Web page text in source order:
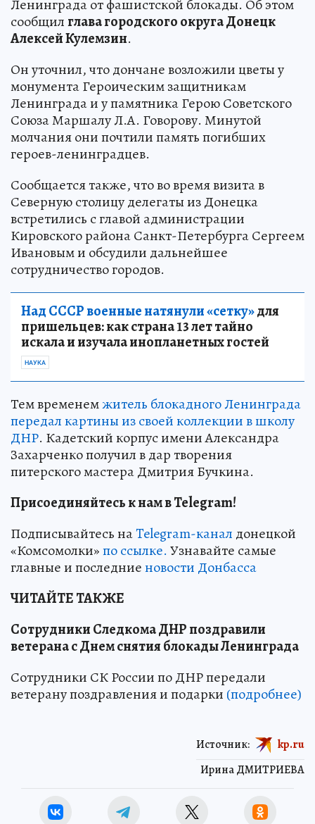
Ленинграда от фашистской блокады. Об этом
сообщилглава городского округа Донецк
Алексей Кулемзин.
Он уточнил, что дончане возложили цветы у
монумента Героическим защитникам
Ленинграда и у памятника Герою Советского
Союза Маршалу Л.А. Говорову. Минутой
молчания они почтили память погибших
героев-ленинградцев.
Сообщается также, что во время визита в
Северную столицу делегаты из Донецка
встретились с главой администрации
Кировского района Санкт-Петербурга Сергеем
Ивановым и обсудили дальнейшее
сотрудничество городов.
Над СССР военные натянули «сетку»для
пришельцев: как страна 13 лет тайно
искала и изучала инопланетных гостей
НАУКА
Тем временемжитель блокадного Ленинграда
передал картины из своей коллекции в школу
ДНР. Кадетский корпус имени Александра
Захарченко получил в дар творения
питерского мастера Дмитрия Бучкина.
Присоединяйтесь к нам в Telegram!
Подписывайтесь наTelegram-канал донецкой
«Комсомолки»по ссылке. Узнавайте самые
главные и последниеновости Донбасса
ЧИТАЙТЕ ТАКЖЕ
Сотрудники Следкома ДНР поздравили
ветерана с Днем снятия блокады Ленинграда
Сотрудники СК России по ДНР передали
ветерану поздравления и подарки (подробнее)
Ирина ДМИТРИЕВА
Источник: kp.ru